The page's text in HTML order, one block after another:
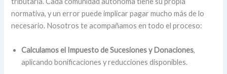
normativa, y un error puede implicar pagar mucho más de lo
necesario. Nosotros te acompañamos en todo el proceso:
Calculamos el Impuesto de Sucesiones y Donaciones,
aplicando bonificaciones y reducciones disponibles.